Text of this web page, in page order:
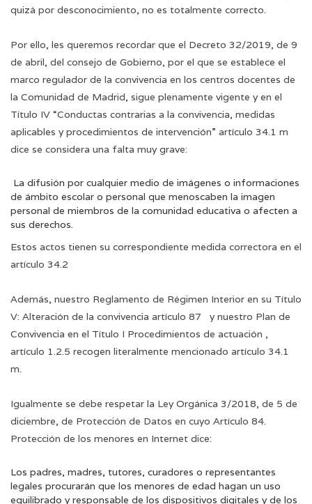
quizá por desconocimiento, no es totalmente correcto.
Por ello, les queremos recordar que el Decreto 32/2019, de 9
de abril, del consejo de Gobierno, por el que se establece el
marco regulador de la convivencia en los centros docentes de
la Comunidad de Madrid, sigue plenamente vigente y en el
Título IV “Conductas contrarias a la convivencia, medidas
aplicables y procedimientos de intervención” artículo 34.1 m
dice se considera una falta muy grave:
La difusión por cualquier medio de imágenes o informaciones
de ámbito escolar o personal que menoscaben la imagen
personal de miembros de la comunidad educativa o afecten a
sus derechos.
Estos actos tienen su correspondiente medida correctora en el
artículo 34.2
Además, nuestro Reglamento de Régimen Interior en su Título
V: Alteración de la convivencia artículo 87 y nuestro Plan de
Convivencia en el Título I Procedimientos de actuación ,
artículo 1.2.5 recogen literalmente mencionado artículo 34.1
m.
Igualmente se debe respetar la Ley Orgánica 3/2018, de 5 de
diciembre, de Protección de Datos en cuyo Artículo 84.
Protección de los menores en Internet dice:
Los padres, madres, tutores, curadores o representantes
legales procurarán que los menores de edad hagan un uso
equilibrado y responsable de los dispositivos digitales y de los